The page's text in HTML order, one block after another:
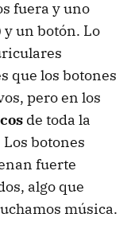
fuera y uno
y un botón. Lo
que los botones
pero en los
de toda la
botones
fuerte
algo que
música.